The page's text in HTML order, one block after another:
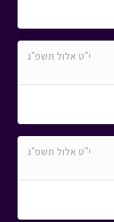
י"ט אלול תשפ"ג
י"ט אלול תשפ"ג